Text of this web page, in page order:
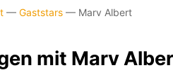
— Gaststars — Marv Albert
mit Marv